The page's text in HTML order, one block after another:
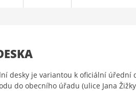
desky je variantou k oficiální úřední
do obecního úřadu (ulice Jana